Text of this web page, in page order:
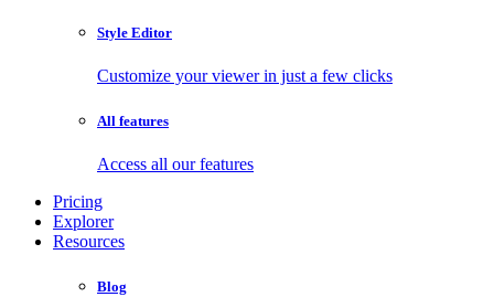
Style Editor
Customize your viewer in just a few clicks
All features
Access all our features
Pricing
Explorer
Resources
Blog